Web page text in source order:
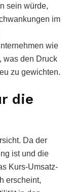
sein würde,
im
wie
was den Druck
zu gewichten.
die
Da der
ist und die
Kurs-Umsatz-
erscheint,